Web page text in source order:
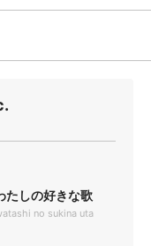
しの好きな歌
no sukina uta